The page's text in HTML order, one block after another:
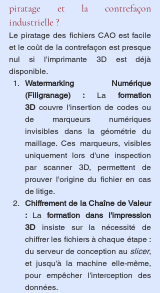
piratage et la contrefaçon
industrielle ?
Le piratage des fichiers CAO est facile
et le coût de la contrefaçon est presque
nul si l'imprimante 3D est déjà
disponible.
Watermarking Numérique
(Filigranage) : La formation
3D couvre l'insertion de codes ou
de marqueurs numériques
invisibles dans la géométrie du
maillage. Ces marqueurs, visibles
uniquement lors d'une inspection
par scanner 3D, permettent de
prouver l'origine du fichier en cas
de litige.
Chiffrement de la Chaîne de Valeur
: La formation dans l'impression
3D insiste sur la nécessité de
chiffrer les fichiers à chaque étape :
du serveur de conception au slicer,
et jusqu'à la machine elle-même,
pour empêcher l'interception des
données.